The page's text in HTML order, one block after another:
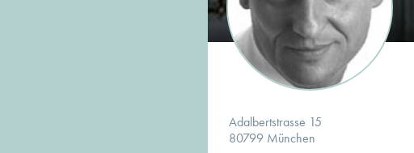
Adalbertstrasse 15
80799 München